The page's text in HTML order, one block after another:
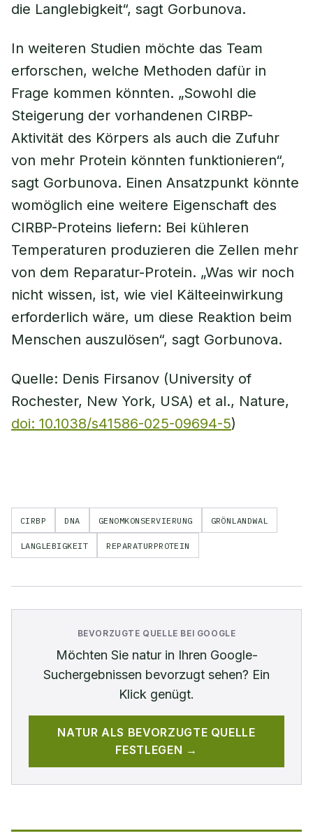
die Langlebigkeit“, sagt Gorbunova.
In weiteren Studien möchte das Team
erforschen, welche Methoden dafür in
Frage kommen könnten. „Sowohl die
Steigerung der vorhandenen CIRBP-
Aktivität des Körpers als auch die Zufuhr
von mehr Protein könnten funktionieren“,
sagt Gorbunova. Einen Ansatzpunkt könnte
womöglich eine weitere Eigenschaft des
CIRBP-Proteins liefern: Bei kühleren
Temperaturen produzieren die Zellen mehr
von dem Reparatur-Protein. „Was wir noch
nicht wissen, ist, wie viel Kälteeinwirkung
erforderlich wäre, um diese Reaktion beim
Menschen auszulösen“, sagt Gorbunova.
Quelle: Denis Firsanov (University of
Rochester, New York, USA) et al., Nature,
doi: 10.1038/s41586-025-09694-5)
CIRBP DNA GENOMKONSERVIERUNG GRÖNLANDWAL
LANGLEBIGKEIT REPARATURPROTEIN
BEVORZUGTE QUELLE BEI GOOGLE
Möchten Sie naturin Ihren Google-
Suchergebnissen bevorzugt sehen? Ein
Klick genügt.
NATUR ALS BEVORZUGTE QUELLE
FESTLEGEN →